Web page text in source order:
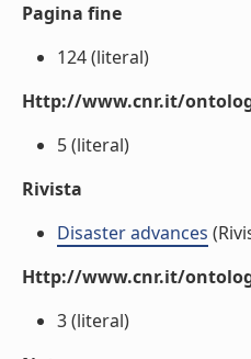
Pagina fine
124 (literal)
Http://www.cnr.it/
5 (literal)
Rivista
Disaster advances
Http://www.cnr.it/
3 (literal)